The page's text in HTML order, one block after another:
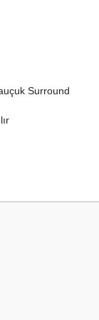
Surround